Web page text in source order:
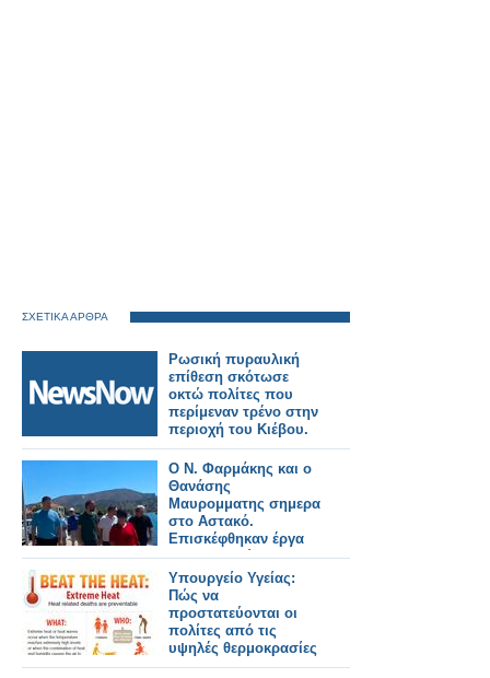
ΣΧΕΤΙΚΑ ΑΡΘΡΑ
Ρωσική πυραυλική
επίθεση σκότωσε
οκτώ πολίτες που
περίμεναν τρένο στην
περιοχή του Κιέβου.
Ο Ν. Φαρμάκης και ο
Θανάσης
Μαυρομματης σημερα
στο Αστακό.
Επισκέφθηκαν έργα
που εκτελούνται στην
περιοχή και
συναντήθηκαν με
φορείς και πολίτες
(φωτο-βιντεο)
Υπουργείο Υγείας:
Πώς να
προστατεύονται οι
πολίτες από τις
υψηλές θερμοκρασίες